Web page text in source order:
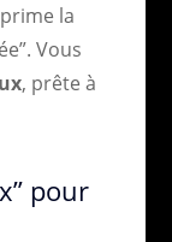
la
Vous
, prête à
pour